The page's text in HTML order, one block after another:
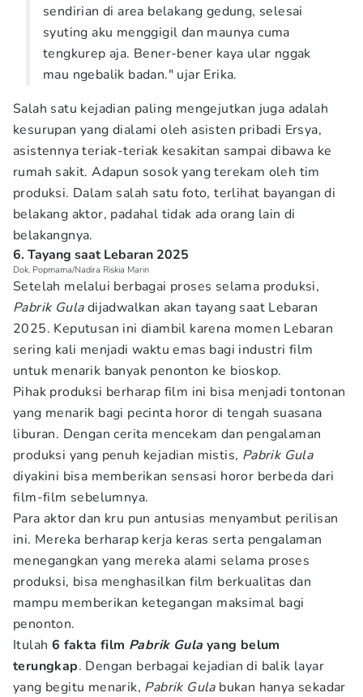
sendirian di area belakang gedung, selesai
syuting aku menggigil dan maunya cuma
tengkurep aja. Bener-bener kaya ular nggak
mau ngebalik badan." ujar Erika.
Salah satu kejadian paling mengejutkan juga adalah
kesurupan yang dialami oleh asisten pribadi Ersya,
asistennya teriak-teriak kesakitan sampai dibawa ke
rumah sakit. Adapun sosok yang terekam oleh tim
produksi. Dalam salah satu foto, terlihat bayangan di
belakang aktor, padahal tidak ada orang lain di
belakangnya.
6. Tayang saat Lebaran 2025
Dok. Popmama/Nadira Riskia Marin
Setelah melalui berbagai proses selama produksi,
Pabrik Guladijadwalkan akan tayang saat Lebaran
2025. Keputusan ini diambil karena momen Lebaran
sering kali menjadi waktu emas bagi industri film
untuk menarik banyak penonton ke bioskop.
Pihak produksi berharap film ini bisa menjadi tontonan
yang menarik bagi pecinta horor di tengah suasana
liburan. Dengan cerita mencekam dan pengalaman
produksi yang penuh kejadian mistis, Pabrik Gula
diyakini bisa memberikan sensasi horor berbeda dari
film-film sebelumnya.
Para aktor dan kru pun antusias menyambut perilisan
ini. Mereka berharap kerja keras serta pengalaman
menegangkan yang mereka alami selama proses
produksi, bisa menghasilkan film berkualitas dan
mampu memberikan ketegangan maksimal bagi
penonton.
Itulah 6 fakta film Pabrik Gula yang belum
terungkap. Dengan berbagai kejadian di balik layar
yang begitu menarik, Pabrik Gulabukan hanya sekadar